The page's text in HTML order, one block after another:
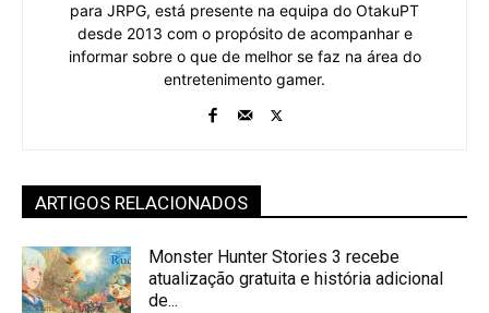
para JRPG, está presente na equipa do OtakuPT
desde 2013 com o propósito de acompanhar e
informar sobre o que de melhor se faz na área do
entretenimento gamer.
ARTIGOS RELACIONADOS
Monster Hunter Stories 3 recebe
atualização gratuita e história adicional
de...